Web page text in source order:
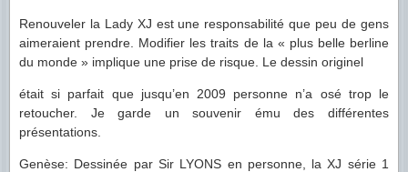
Renouveler la Lady XJ est une responsabilité que peu de gens
aimeraient prendre. Modifier les traits de la « plus belle berline
du monde » implique une prise de risque. Le dessin originel
était si parfait que jusqu’en 2009 personne n’a osé trop le
retoucher. Je garde un souvenir ému des différentes
présentations.
Genèse: Dessinée par Sir LYONS en personne, la XJ série 1